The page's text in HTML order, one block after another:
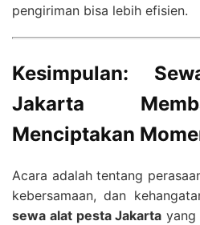
pengiriman bisa lebih efisien.
Kesimpulan:
Jakarta
Menciptakan
Acara adalah tentang
kebersamaan, dan
sewa alat pesta Jakarta yang